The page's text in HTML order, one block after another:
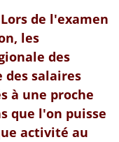
de l'examen
les
des
des salaires
à une proche
que l'on puisse
activité au